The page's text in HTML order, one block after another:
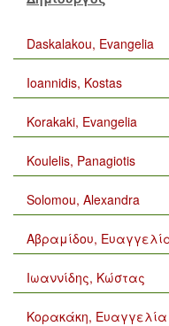
Daskalakou, Evangelia
Ioannidis, Kostas
Korakaki, Evangelia
Koulelis, Panagiotis
Solomou, Alexandra
Αβραμίδου,
Ιωαννίδης, Κώστας
Κορακάκη, Ευαγγελία